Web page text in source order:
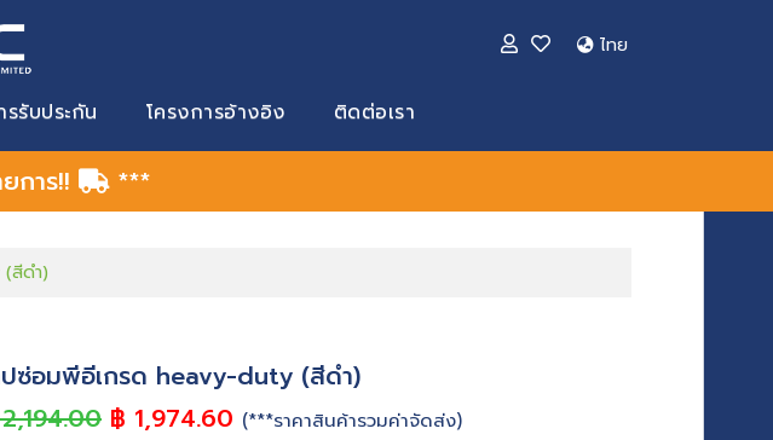
ไทย
รับประกัน โครงการอ้างอิง ติดต่อเรา
การ!! ***
สีดำ)
ปซ่อมพีอีเกรด heavy-duty (สีดำ)
฿ 1,974.60 (***ราคาสินค้ารวมค่าจัดส่ง)